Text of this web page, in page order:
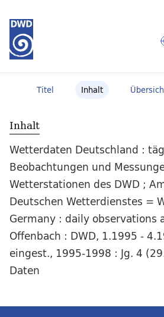
Titel Inhalt
Inhalt
Wetterdaten Deutschland :
Beobachtungen und
Wetterstationen des DWD ;
Deutschen Wetterdienstes =
Germany : daily observations
Offenbach : DWD, 1.1995 -
eingest., 1995-1998 : Jg. 4
Daten